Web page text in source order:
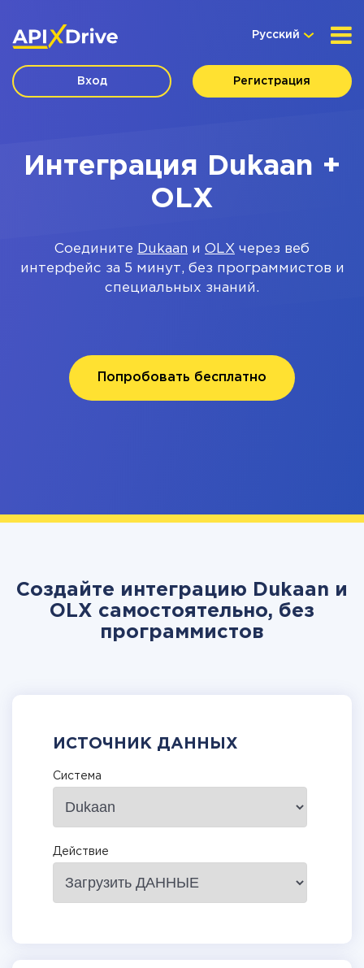
Русский
Вход Регистрация
Интеграция Dukaan +
OLX
Соедините Dukaan и OLX через веб
интерфейс за 5 минут, без программистов и
специальных знаний.
Попробовать бесплатно
Создайте интеграцию Dukaan и
OLX самостоятельно, без
программистов
ИСТОЧНИК ДАННЫХ
Система
Действие